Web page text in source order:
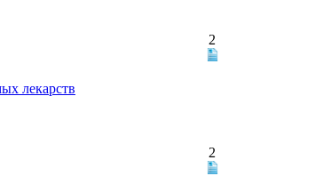
2
лекарств
2